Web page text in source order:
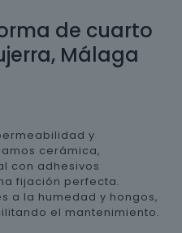
de cuarto
Málaga
y
cerámica,
con adhesivos
fijación perfecta.
a la humedad y hongos,
el mantenimiento.